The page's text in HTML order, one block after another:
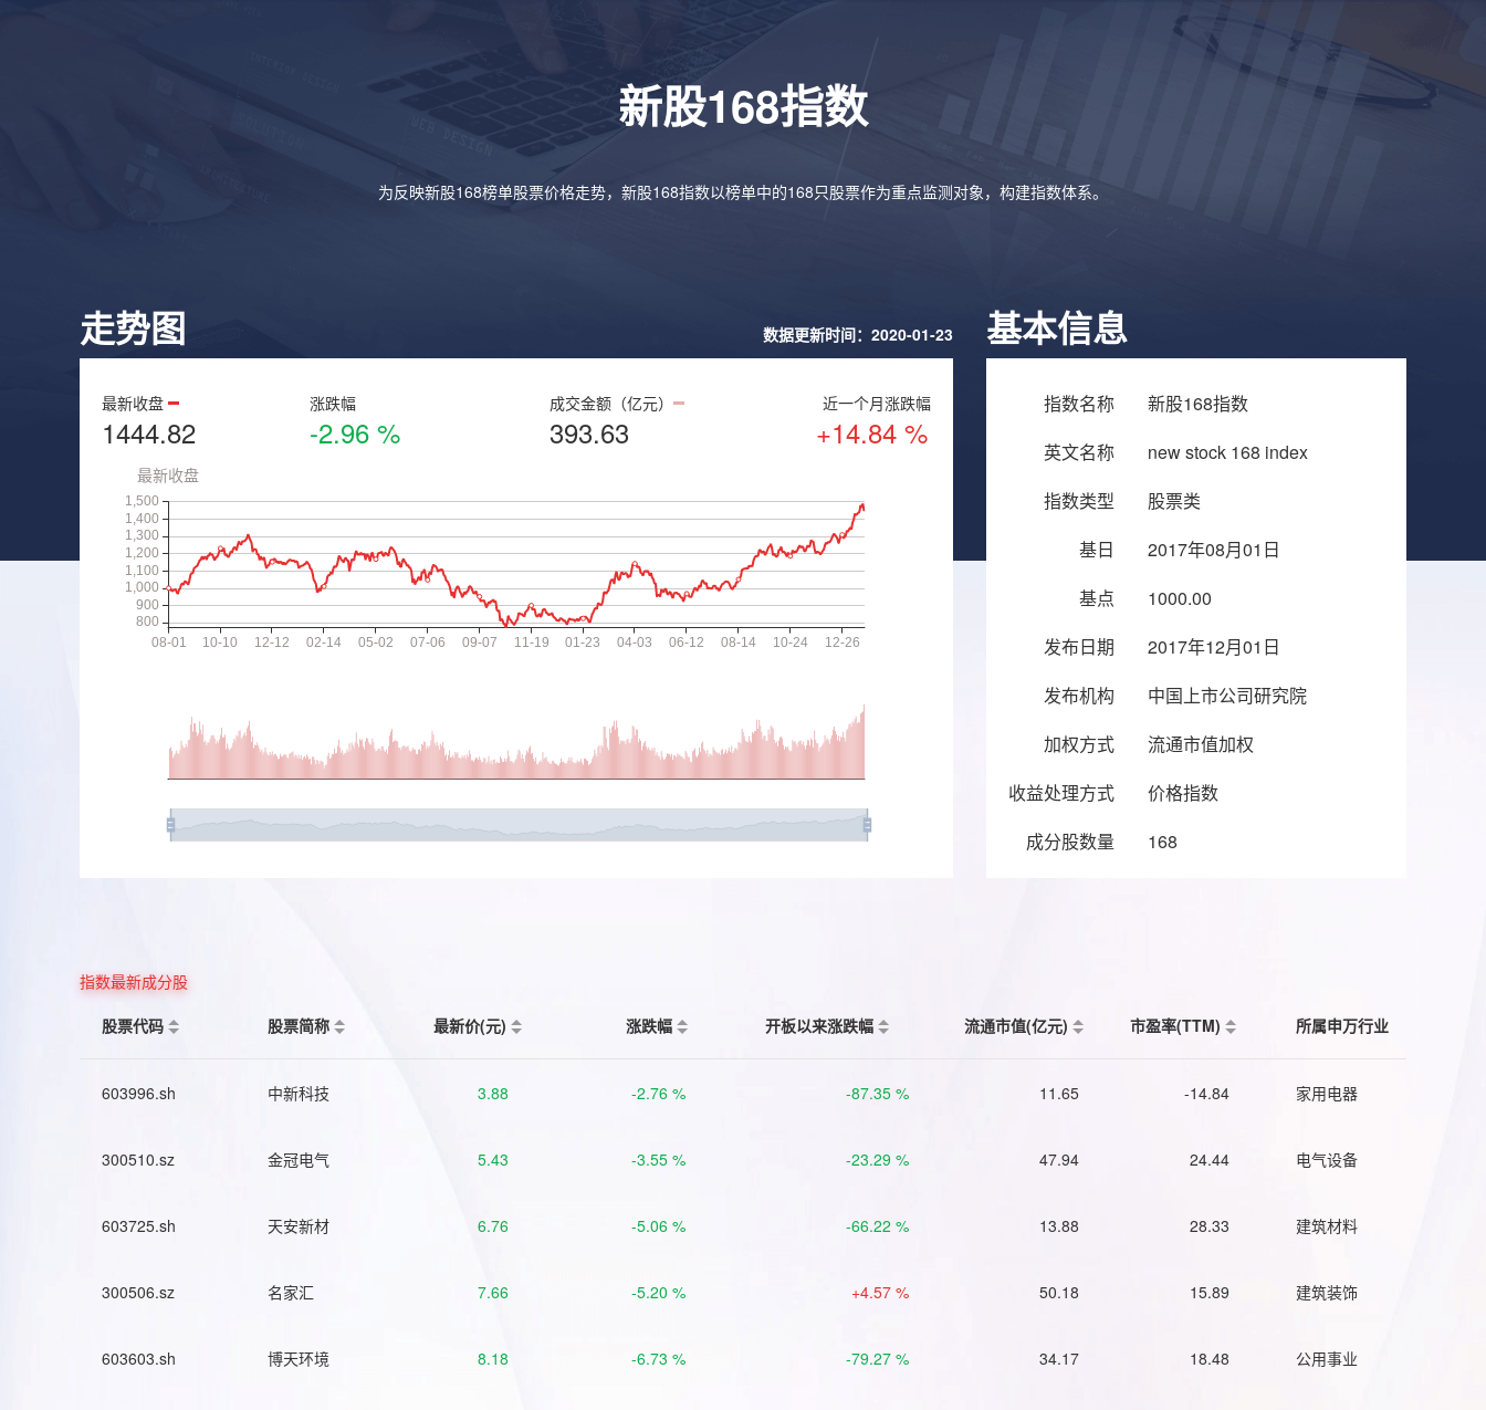
新股168指数
为反映新股168榜单股票价格走势，新股168指数以榜单中的168只股票作为重点监测对象，构建指数体系。
走势图 数据更新时间：2020-01-23
最新收盘
1444.82
涨跌幅
-2.96 %
成交金额（亿元）
393.63
近一个月涨跌幅
+14.84 %
基本信息
指数名称
新股168指数
英文名称
new stock 168 index
指数类型
股票类
基日
2017年08月01日
基点
1000.00
发布日期
2017年12月01日
发布机构
中国上市公司研究院
加权方式
流通市值加权
收益处理方式
价格指数
成分股数量
168
指数最新成分股
股票代码
股票简称 最新价(元) 涨跌幅 开板以来涨跌幅 流通市值(亿元) 市盈率(TTM) 所属申万行业
603996.sh 中新科技 3.88 -2.76 % -87.35 % 11.65 -14.84 家用电器
300510.sz 金冠电气 5.43 -3.55 % -23.29 % 47.94 24.44 电气设备
603725.sh 天安新材 6.76 -5.06 % -66.22 % 13.88 28.33 建筑材料
300506.sz 名家汇 7.66 -5.20 % +4.57 % 50.18 15.89 建筑装饰
603603.sh 博天环境 8.18 -6.73 % -79.27 % 34.17 18.48 公用事业